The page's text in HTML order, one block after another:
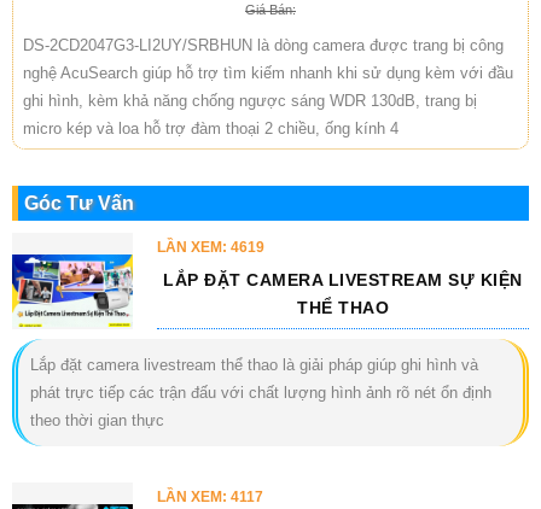
Giá Bán:
DS-2CD2047G3-LI2UY/SRBHUN là dòng camera được trang bị công
nghệ AcuSearch giúp hỗ trợ tìm kiếm nhanh khi sử dụng kèm với đầu
ghi hình, kèm khả năng chống ngược sáng WDR 130dB, trang bị
micro kép và loa hỗ trợ đàm thoại 2 chiều, ống kính 4
Góc Tư Vấn
LẦN XEM: 4619
LẮP ĐẶT CAMERA LIVESTREAM SỰ KIỆN
THỂ THAO
Lắp đặt camera livestream thể thao là giải pháp giúp ghi hình và
phát trực tiếp các trận đấu với chất lượng hình ảnh rõ nét ổn định
theo thời gian thực
LẦN XEM: 4117